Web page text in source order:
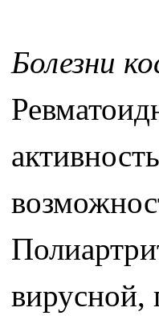
Болезни
вирусной,